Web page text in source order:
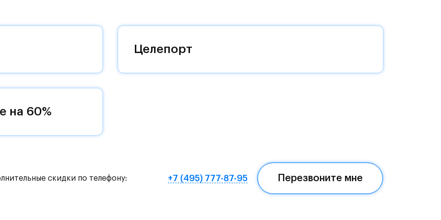
престижный статус западного
«своей» территорией, куда хочется
на Красногорское и Рублево-Успенское шоссе.
метро МЦД «Одинцово».
на «Северный обход Одинцово».
Целепорт
на 60%
скидки по телефону: +7 (495) 777-87-95 Перезвоните мне